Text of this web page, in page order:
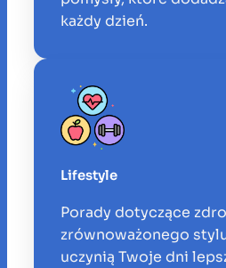
każdy dzień.
Lifestyle
Porady dotyczące
zrównoważonego
uczynią Twoje dni